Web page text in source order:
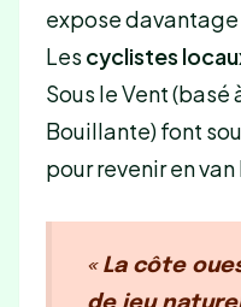
expose
Les cyclistes
Sous le Vent
Bouillante) font
pour revenir en
« La côte